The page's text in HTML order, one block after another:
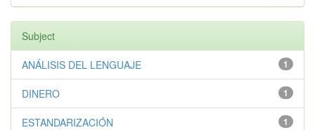
Subject
1
ANÁLISIS DEL LENGUAJE
1
DINERO
1
ESTANDARIZACIÓN